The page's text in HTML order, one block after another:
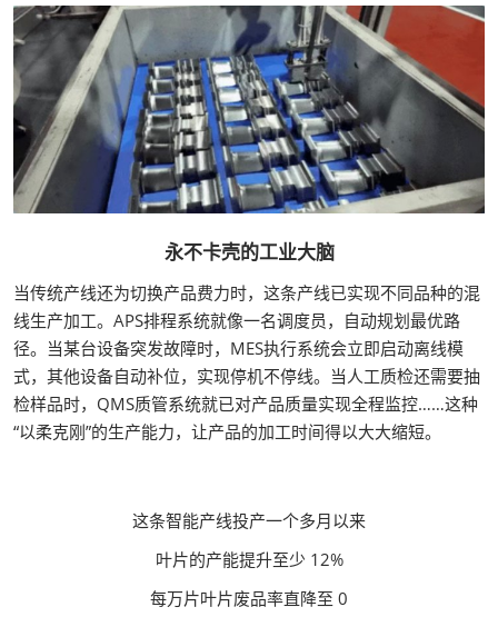
永不卡壳的工业大脑
当传统产线还为切换产品费力时，这条产线已实现不同品种的混
线生产加工。APS排程系统就像一名调度员，自动规划最优路
径。当某台设备突发故障时，MES执行系统会立即启动离线模
式，其他设备自动补位，实现停机不停线。当人工质检还需要抽
检样品时，QMS质管系统就已对产品质量实现全程监控……这种
“以柔克刚”的生产能力，让产品的加工时间得以大大缩短。
这条智能产线投产一个多月以来
叶片的产能提升至少 12%
每万片叶片废品率直降至 0